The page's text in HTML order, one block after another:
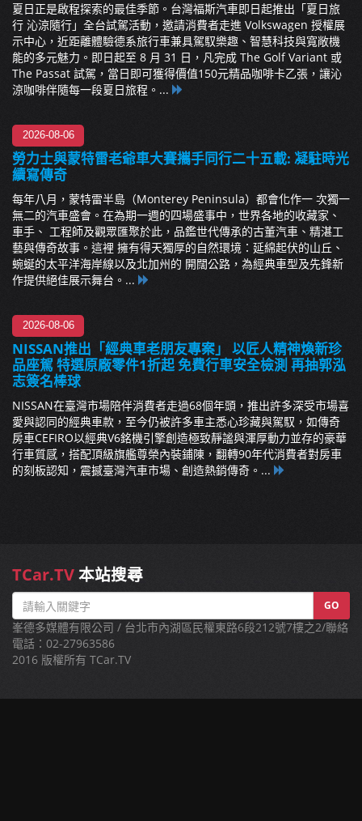
夏日正是啟程探索的最佳季節。台灣福斯汽車即日起推出「夏日旅
行 沁涼隨行」全台試駕活動，邀請消費者走進 Volkswagen 授權展
示中心，近距離體驗德系旅行車兼具駕馭樂趣、智慧科技與寬敞機
能的多元魅力。即日起至 8 月 31 日，凡完成 The Golf Variant 或
The Passat 試駕，當日即可獲得價值150元精品咖啡卡乙張，讓沁
涼咖啡伴隨每一段夏日旅程。...
2026-08-06
勞力士與蒙特雷老爺車大賽攜手同行二十五載: 凝駐時光
續寫傳奇
每年八月，蒙特雷半島（Monterey Peninsula）都會化作一 次獨一
無二的汽車盛會。在為期一週的四場盛事中，世界各地的收藏家、
車手、 工程師及觀眾匯聚於此，品鑑世代傳承的古董汽車、精湛工
藝與傳奇故事。這裡 擁有得天獨厚的自然環境：延綿起伏的山丘、
蜿蜒的太平洋海岸線以及北加州的 開闊公路，為經典車型及先鋒新
作提供絕佳展示舞台。...
2026-08-06
NISSAN推出「經典車老朋友專案」 以匠人精神煥新珍
品座駕 特選原廠零件1折起 免費行車安全檢測 再抽郭泓
志簽名棒球
NISSAN在臺灣市場陪伴消費者走過68個年頭，推出許多深受市場喜
愛與認同的經典車款，至今仍被許多車主悉心珍藏與駕馭，如傳奇
房車CEFIRO以經典V6銘機引擎創造極致靜謐與渾厚動力並存的豪華
行車質感，搭配頂級旗艦尊榮內裝鋪陳，翻轉90年代消費者對房車
的刻板認知，震撼臺灣汽車市場、創造熱銷傳奇。...
TCar.TV本站搜尋
GO
峯德多媒體有限公司 / 台北市內湖區民權東路6段212號7樓之2/聯絡
電話：02-27963586
2016 版權所有 TCar.TV